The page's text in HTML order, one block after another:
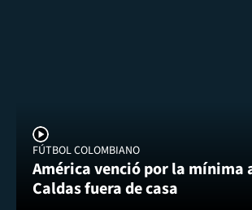
FÚTBOL COLOMBIANO
América venció por la mínima
Caldas fuera de casa